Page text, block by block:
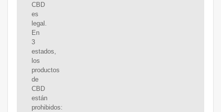
CBD
es
legal.
En
3
estados,
los
productos
de
CBD
están
prohibidos: